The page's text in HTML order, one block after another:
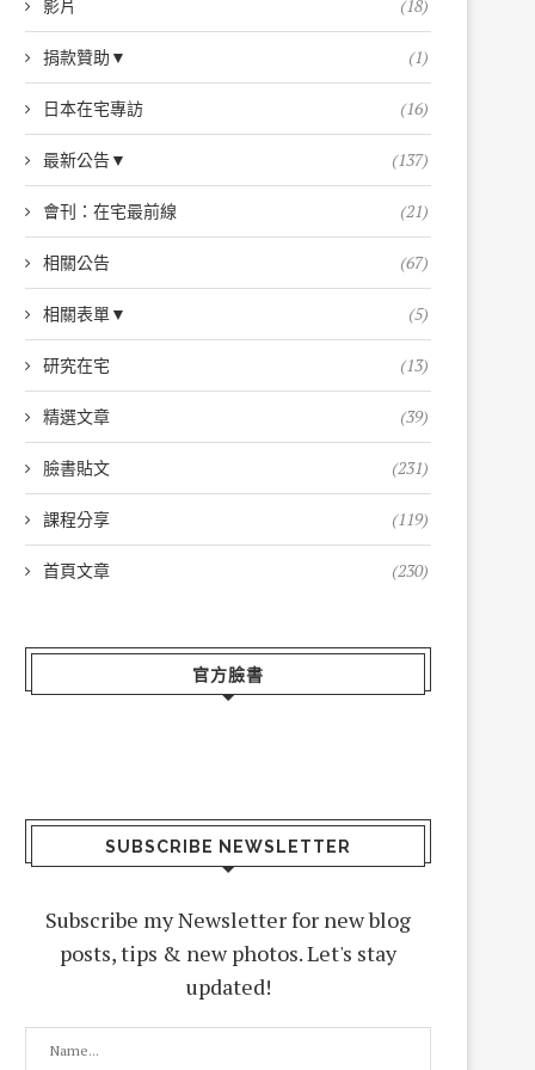
影片 (18)
捐款贊助▼ (1)
日本在宅專訪 (16)
最新公告▼ (137)
會刊：在宅最前線 (21)
相關公告 (67)
相關表單▼ (5)
研究在宅 (13)
精選文章 (39)
臉書貼文 (231)
課程分享 (119)
首頁文章 (230)
官方臉書
SUBSCRIBE NEWSLETTER
Subscribe my Newsletter for new blog
posts, tips & new photos. Let's stay
updated!